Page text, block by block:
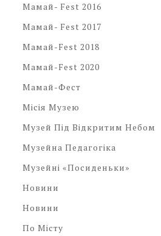
Мамай- Fest 2016
Мамай- Fest 2017
Мамай-Fest 2018
Мамай-Fest 2020
Мамай-Фест
Місія Музею
Музей Під Відкритим Небом
Музейна Педагогіка
Музейні «посиденьки»
Новини
Новини
По Місту